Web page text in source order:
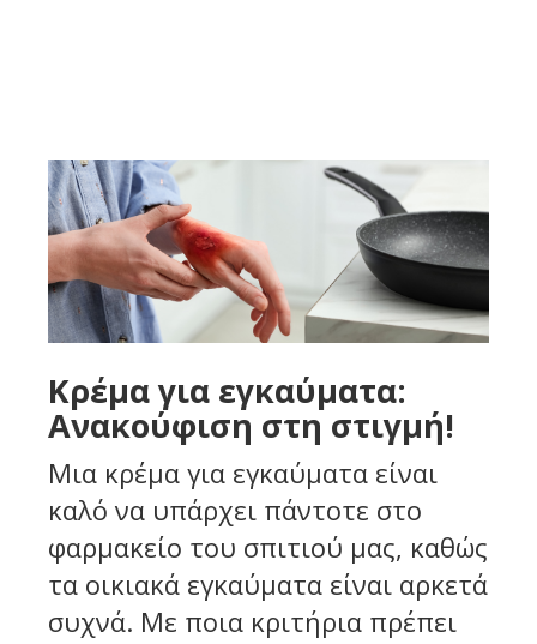
Κρέμα για εγκαύματα:
Ανακούφιση στη στιγμή!
Μια κρέμα για εγκαύματα είναι
καλό να υπάρχει πάντοτε στο
φαρμακείο του σπιτιού μας, καθώς
τα οικιακά εγκαύματα είναι αρκετά
συχνά. Με ποια κριτήρια πρέπει